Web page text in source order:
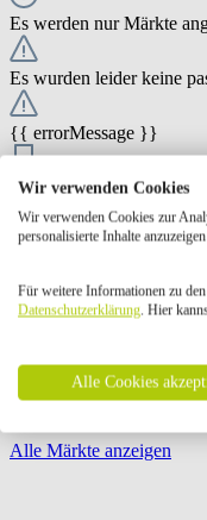
Es werden nur Märkte
Es wurden leider keine
{{ errorMessage }}
{{
{{ store.label }}
{{ store.street }} {{
{{ store.zipCode }} {{
Öffnungszeiten:
Seite {{
Alle Märkte anzeigen
Wir verwenden Cookies
Wir verwenden Cookies zur
personalisierte Inhalte
Für weitere Informationen zu
Datenschutzerklärung. Hier
Alle Cookies